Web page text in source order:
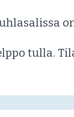
tulla.